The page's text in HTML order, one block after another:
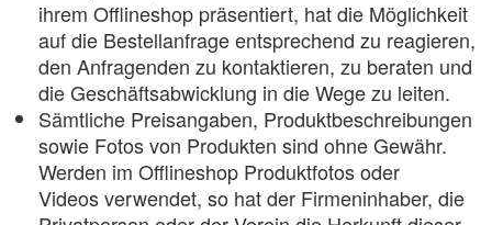
ihrem Offlineshop präsentiert, hat die Möglichkeit
auf die Bestellanfrage entsprechend zu reagieren,
den Anfragenden zu kontaktieren, zu beraten und
die Geschäftsabwicklung in die Wege zu leiten.
Sämtliche Preisangaben, Produktbeschreibungen
sowie Fotos von Produkten sind ohne Gewähr.
Werden im Offlineshop Produktfotos oder
Videos verwendet, so hat der Firmeninhaber, die